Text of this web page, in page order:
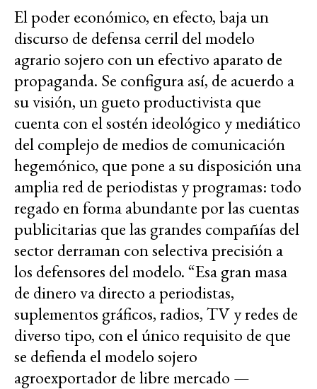
El poder económico, en efecto, baja un
discurso de defensa cerril del modelo
agrario sojero con un efectivo aparato de
propaganda. Se configura así, de acuerdo a
su visión, un gueto productivista que
cuenta con el sostén ideológico y mediático
del complejo de medios de comunicación
hegemónico, que pone a su disposición una
amplia red de periodistas y programas: todo
regado en forma abundante por las cuentas
publicitarias que las grandes compañías del
sector derraman con selectiva precisión a
los defensores del modelo. “Esa gran masa
de dinero va directo a periodistas,
suplementos gráficos, radios, TV y redes de
diverso tipo, con el único requisito de que
se defienda el modelo sojero
agroexportador de libre mercado —